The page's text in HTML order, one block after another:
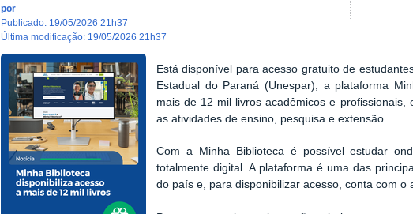
por
publicado: 19/05/2026 21h37
última modificação: 19/05/2026 21h37
Está disponível para acesso gratuito de
Estadual do Paraná (Unespar), a plataforma
mais de 12 mil livros acadêmicos e profissionais,
as atividades de ensino, pesquisa e extensão.
Com a Minha Biblioteca é possível estudar
totalmente digital. A plataforma é uma das
do país e, para disponibilizar acesso, conta com o